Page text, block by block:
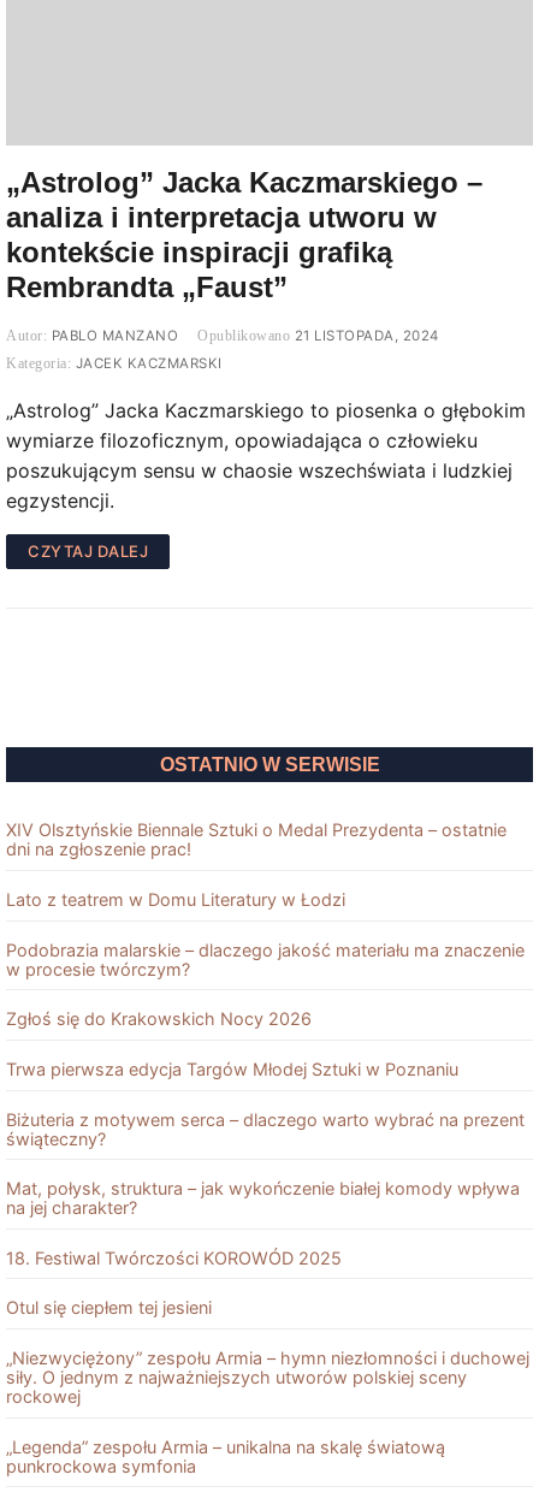
„Astrolog” Jacka Kaczmarskiego –
analiza i interpretacja utworu w
kontekście inspiracji grafiką
Rembrandta „Faust”
PABLO MANZANO
21 LISTOPADA, 2024
JACEK KACZMARSKI
„Astrolog” Jacka Kaczmarskiego to piosenka o głębokim
wymiarze filozoficznym, opowiadająca o człowieku
poszukującym sensu w chaosie wszechświata i ludzkiej
egzystencji.
CZYTAJ DALEJ
OSTATNIO W SERWISIE
XIV Olsztyńskie Biennale Sztuki o Medal Prezydenta – ostatnie
dni na zgłoszenie prac!
Lato z teatrem w Domu Literatury w Łodzi
Podobrazia malarskie – dlaczego jakość materiału ma znaczenie
w procesie twórczym?
Zgłoś się do Krakowskich Nocy 2026
Trwa pierwsza edycja Targów Młodej Sztuki w Poznaniu
Biżuteria z motywem serca – dlaczego warto wybrać na prezent
świąteczny?
Mat, połysk, struktura – jak wykończenie białej komody wpływa
na jej charakter?
18. Festiwal Twórczości KOROWÓD 2025
Otul się ciepłem tej jesieni
„Niezwyciężony” zespołu Armia – hymn niezłomności i duchowej
siły. O jednym z najważniejszych utworów polskiej sceny
rockowej
„Legenda” zespołu Armia – unikalna na skalę światową
punkrockowa symfonia